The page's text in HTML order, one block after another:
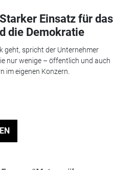
Einsatz für das
die Demokratie
geht, spricht der Unternehmer
nur wenige – öffentlich und auch
im eigenen Konzern.